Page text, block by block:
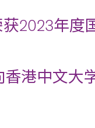
2023年度
港中文大